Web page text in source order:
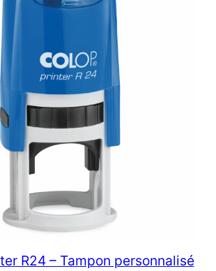
R24 – Tampon personnalisé